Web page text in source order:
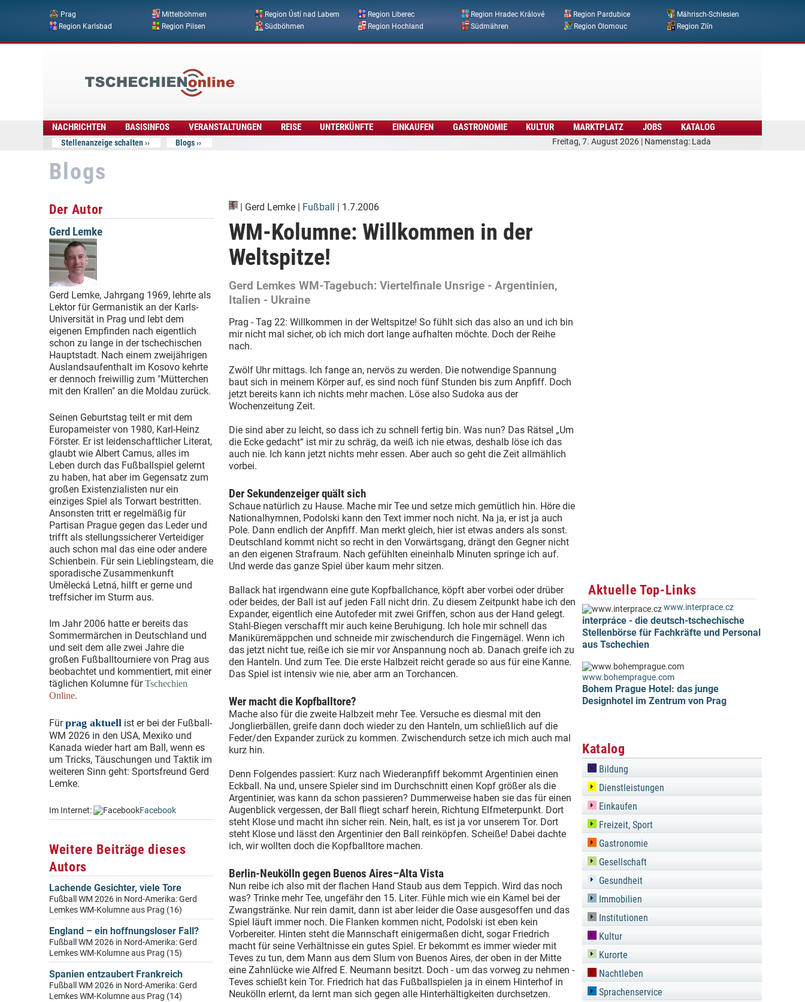
Direkt zum Inhalt
Prag Mittelböhmen Region Ústí nad Labem Region Liberec Region Hradec Králové Region Pardubice
Mährisch-Schlesien
Region Karlsbad
Region Pilsen Südböhmen Region Hochland Südmähren Region Olomouc Region Zlín
Freitag, 7. August 2026 | Namenstag: Lada
Online
NACHRICHTEN BASISINFOS VERANSTALTUNGEN REISE UNTERKÜNFTE EINKAUFEN GASTRONOMIE KULTUR MARKTPLATZ JOBS KATALOG
Stellenanzeige schalten Blogs
Blogs
Der Autor
Gerd Lemke
Gerd Lemke, Jahrgang 1969, lehrte als
Lektor für Germanistik an der Karls-
Universität in Prag und lebt dem
eigenen Empfinden nach eigentlich
schon zu lange in der tschechischen
Hauptstadt. Nach einem zweijährigen
Auslandsaufenthalt im Kosovo kehrte
er dennoch freiwillig zum "Mütterchen
mit den Krallen" an die Moldau zurück.
Seinen Geburtstag teilt er mit dem
Europameister von 1980, Karl-Heinz
Förster. Er ist leidenschaftlicher Literat,
glaubt wie Albert Camus, alles im
Leben durch das Fußballspiel gelernt
zu haben, hat aber im Gegensatz zum
großen Existenzialisten nur ein
einziges Spiel als Torwart bestritten.
Ansonsten tritt er regelmäßig für
Partisan Prague gegen das Leder und
trifft als stellungssicherer Verteidiger
auch schon mal das eine oder andere
Schienbein. Für sein Lieblingsteam, die
sporadische Zusammenkunft
Umělecká Letná, hilft er gerne und
treffsicher im Sturm aus.
Im Jahr 2006 hatte er bereits das
Sommermärchen in Deutschland und
und seit dem alle zwei Jahre die
großen Fußballtourniere von Prag aus
beobachtet und kommentiert, mit einer
täglichen Kolumne fürTschechien
Online.
Fürprag aktuell ist er bei der Fußball-
WM 2026 in den USA, Mexiko und
Kanada wieder hart am Ball, wenn es
um Tricks, Täuschungen und Taktik im
weiteren Sinn geht: Sportsfreund Gerd
Lemke.
Im Internet: Facebook
Weitere Beiträge dieses
Autors
Lachende Gesichter, viele Tore
Fußball WM 2026 in Nord-Amerika: Gerd
Lemkes WM-Kolumne aus Prag (16)
England – ein hoffnungsloser Fall?
Fußball WM 2026 in Nord-Amerika: Gerd
Lemkes WM-Kolumne aus Prag (15)
Spanien entzaubert Frankreich
Fußball WM 2026 in Nord-Amerika: Gerd
Lemkes WM-Kolumne aus Prag (14)
| Gerd Lemke | Fußball | 1.7.2006
WM-Kolumne: Willkommen in der
Weltspitze!
Gerd Lemkes WM-Tagebuch: Viertelfinale Unsrige - Argentinien,
Italien - Ukraine
Prag - Tag 22: Willkommen in der Weltspitze! So fühlt sich das also an und ich bin
mir nicht mal sicher, ob ich mich dort lange aufhalten möchte. Doch der Reihe
nach.
Zwölf Uhr mittags. Ich fange an, nervös zu werden. Die notwendige Spannung
baut sich in meinem Körper auf, es sind noch fünf Stunden bis zum Anpfiff. Doch
jetzt bereits kann ich nichts mehr machen. Löse also Sudoka aus der
Wochenzeitung Zeit.
Die sind aber zu leicht, so dass ich zu schnell fertig bin. Was nun? Das Rätsel „Um
die Ecke gedacht“ ist mir zu schräg, da weiß ich nie etwas, deshalb löse ich das
auch nie. Ich kann jetzt nichts mehr essen. Aber auch so geht die Zeit allmählich
vorbei.
Der Sekundenzeiger quält sich
Schaue natürlich zu Hause. Mache mir Tee und setze mich gemütlich hin. Höre die
Nationalhymnen, Podolski kann den Text immer noch nicht. Na ja, er ist ja auch
Pole. Dann endlich der Anpfiff. Man merkt gleich, hier ist etwas anders als sonst.
Deutschland kommt nicht so recht in den Vorwärtsgang, drängt den Gegner nicht
an den eigenen Strafraum. Nach gefühlten eineinhalb Minuten springe ich auf.
Und werde das ganze Spiel über kaum mehr sitzen.
Ballack hat irgendwann eine gute Kopfballchance, köpft aber vorbei oder drüber
oder beides, der Ball ist auf jeden Fall nicht drin. Zu diesem Zeitpunkt habe ich den
Expander, eigentlich eine Autofeder mit zwei Griffen, schon aus der Hand gelegt.
Stahl-Biegen verschafft mir auch keine Beruhigung. Ich hole mir schnell das
Maniküremäppchen und schneide mir zwischendurch die Fingernägel. Wenn ich
das jetzt nicht tue, reiße ich sie mir vor Anspannung noch ab. Danach greife ich zu
den Hanteln. Und zum Tee. Die erste Halbzeit reicht gerade so aus für eine Kanne.
Das Spiel ist intensiv wie nie, aber arm an Torchancen.
Wer macht die Kopfballtore?
Mache also für die zweite Halbzeit mehr Tee. Versuche es diesmal mit den
Jonglierbällen, greife dann doch wieder zu den Hanteln, um schließlich auf die
Feder/den Expander zurück zu kommen. Zwischendurch setze ich mich auch mal
kurz hin.
Denn Folgendes passiert: Kurz nach Wiederanpfiff bekommt Argentinien einen
Eckball. Na und, unsere Spieler sind im Durchschnitt einen Kopf größer als die
Argentinier, was kann da schon passieren? Dummerweise haben sie das für einen
Augenblick vergessen, der Ball fliegt scharf herein, Richtung Elfmeterpunkt. Dort
steht Klose und macht ihn sicher rein. Nein, halt, es ist ja vor unserem Tor. Dort
steht Klose und lässt den Argentinier den Ball reinköpfen. Scheiße! Dabei dachte
ich, wir wollten doch die Kopfballtore machen.
Berlin-Neukölln gegen Buenos Aires–Alta Vista
Nun reibe ich also mit der flachen Hand Staub aus dem Teppich. Wird das noch
was? Trinke mehr Tee, ungefähr den 15. Liter. Fühle mich wie ein Kamel bei der
Zwangstränke. Nur rein damit, dann ist aber leider die Oase ausgesoffen und das
Spiel läuft immer noch. Die Flanken kommen nicht, Podolski ist eben kein
Vorbereiter. Hinten steht die Mannschaft einigermaßen dicht, sogar Friedrich
macht für seine Verhältnisse ein gutes Spiel. Er bekommt es immer wieder mit
Teves zu tun, dem Mann aus dem Slum von Buenos Aires, der oben in der Mitte
eine Zahnlücke wie Alfred E. Neumann besitzt. Doch - um das vorweg zu nehmen -
Teves schießt kein Tor. Friedrich hat das Fußballspielen ja in einem Hinterhof in
Neukölln erlernt, da lernt man sich gegen alle Hinterhältigkeiten durchsetzen.
Aktuelle Top-Links
www.interprace.cz
interpráce - die deutsch-tschechische
Stellenbörse für Fachkräfte und Personal
aus Tschechien
www.bohemprague.com
Bohem Prague Hotel: das junge
Designhotel im Zentrum von Prag
Katalog
Bildung
Dienstleistungen
Einkaufen
Freizeit, Sport
Gastronomie
Gesellschaft
Gesundheit
Immobilien
Institutionen
Kultur
Kurorte
Nachtleben
Sprachenservice